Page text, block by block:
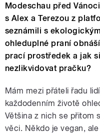
Modeschau před
s Alex a Terezou z
seznámili s
ohleduplné praní
prací prostředek a jak
nezlikvidovat pračku?
Mám mezi přáteli řadu
každodenním životě
Většina z nich se přitom
věci. Někdo je vegan,